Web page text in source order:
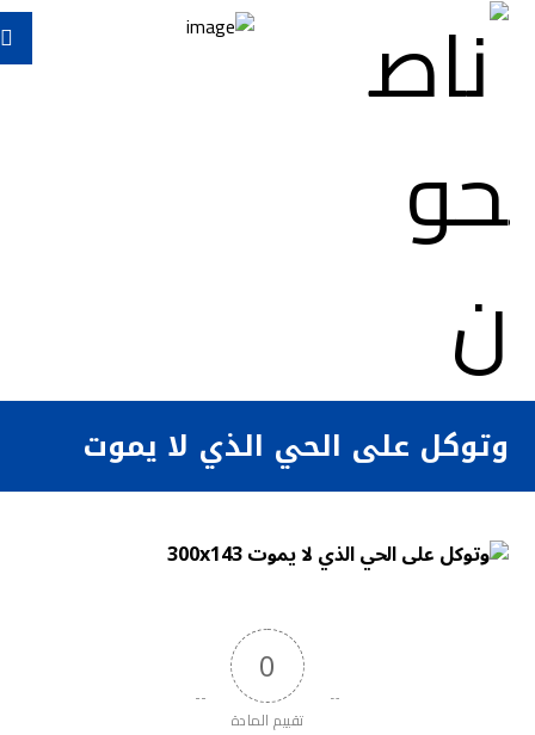
وتوكل على الحي الذي لا يموت
0
تقييم المادة